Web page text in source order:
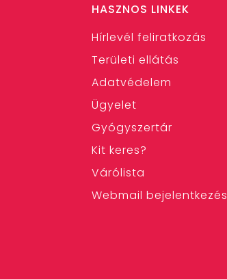
HASZNOS LINKEK
Hírlevél feliratkozás
Területi ellátás
Adatvédelem
Ügyelet
Gyógyszertár
Kit keres?
Várólista
Webmail bejelentkezés